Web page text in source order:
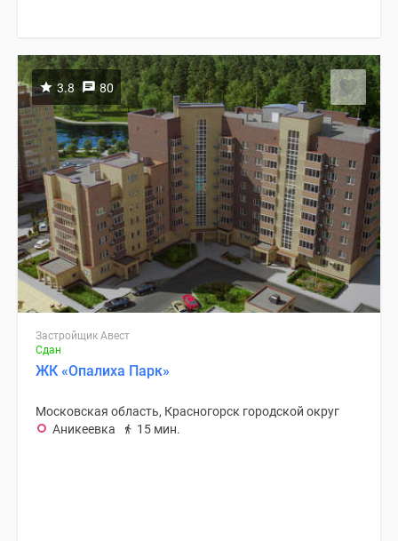
3.8 80
Застройщик Авест
Сдан
ЖК «Опалиха Парк»
Московская область, Красногорск городской округ
Аникеевка
15 мин.